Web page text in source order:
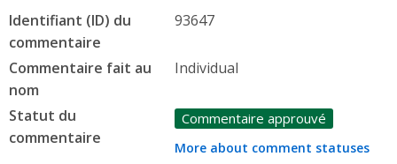
Identifiant (ID) du
commentaire
93647
Commentaire fait au
nom
Individual
Statut du
commentaire
Commentaire approuvé
More about comment statuses